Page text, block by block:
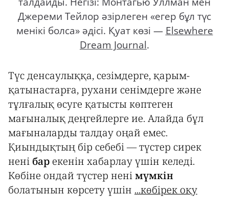
Джереми Тейлор әзірлеген «егер бұл түс
менікі болса» әдісі. Қуат көзі — Elsewhere
Dream Journal.
Түс денсаулыққа, сезімдерге, қарым-
қатынастарға, рухани сенімдерге және
тұлғалық өсуге қатысты көптеген
мағыналық деңгейлерге ие. Алайда бұл
мағыналарды талдау оңай емес.
Қиындықтың бір себебі — түстер сирек
нені бар екенін хабарлау үшін келеді.
Көбіне ондай түстер ненімүмкін
болатынын көрсету үшін ...көбірек оқу